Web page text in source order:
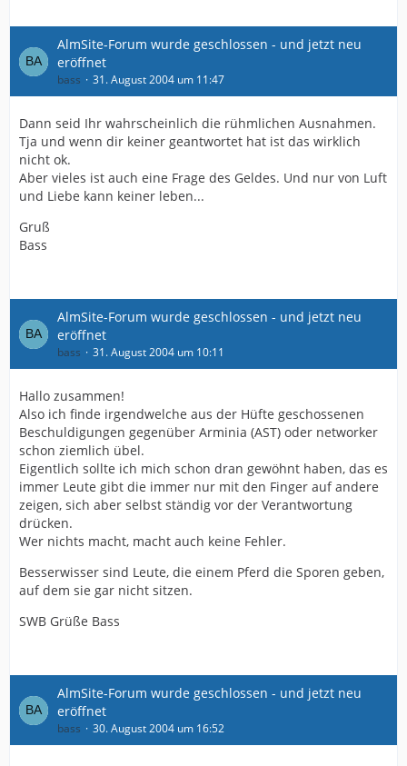
AlmSite-Forum wurde geschlossen - und jetzt neu
eröffnet
bass 31. August 2004 um 11:47
Dann seid Ihr wahrscheinlich die rühmlichen Ausnahmen.
Tja und wenn dir keiner geantwortet hat ist das wirklich
nicht ok.
Aber vieles ist auch eine Frage des Geldes. Und nur von Luft
und Liebe kann keiner leben...
Gruß
Bass
AlmSite-Forum wurde geschlossen - und jetzt neu
eröffnet
bass 31. August 2004 um 10:11
Hallo zusammen!
Also ich finde irgendwelche aus der Hüfte geschossenen
Beschuldigungen gegenüber Arminia (AST) oder networker
schon ziemlich übel.
Eigentlich sollte ich mich schon dran gewöhnt haben, das es
immer Leute gibt die immer nur mit den Finger auf andere
zeigen, sich aber selbst ständig vor der Verantwortung
drücken.
Wer nichts macht, macht auch keine Fehler.
Besserwisser sind Leute, die einem Pferd die Sporen geben,
auf dem sie gar nicht sitzen.
SWB Grüße Bass
AlmSite-Forum wurde geschlossen - und jetzt neu
eröffnet
bass 30. August 2004 um 16:52